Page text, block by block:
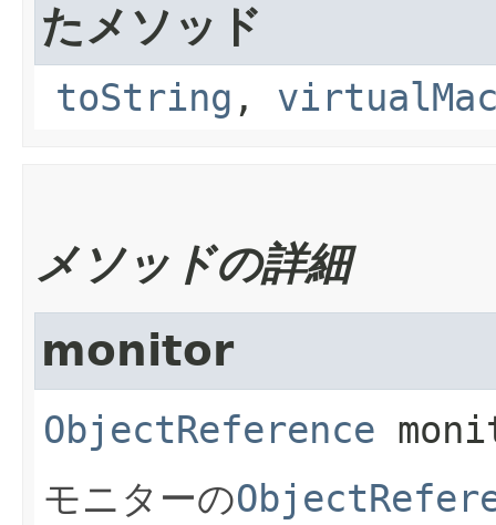
たメソッド
toString ,
メソッドの詳細
monitor
ObjectReference
モニターの